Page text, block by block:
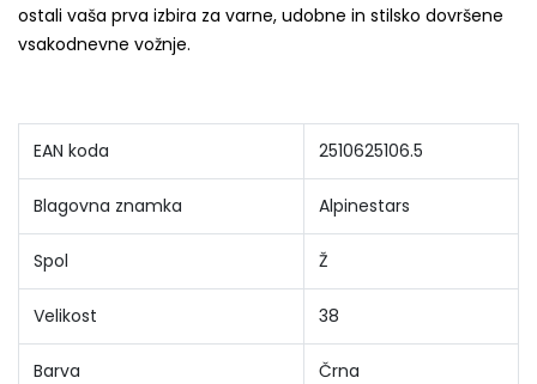
ostali vaša prva izbira za varne, udobne in stilsko dovršene
vsakodnevne vožnje.
EAN koda 2510625106.5
Blagovna znamka Alpinestars
Spol Ž
Velikost 38
Barva Črna